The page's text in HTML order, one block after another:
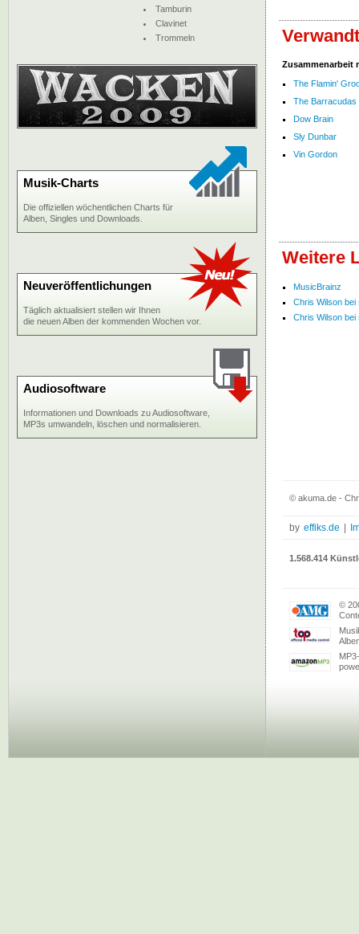
Zusammenarbeit
The Flamin'
The Barracudas
Dow Brain
Sly Dunbar
Vin Gordon
Weitere
MusicBrainz
Chris Wilson bei
Chris Wilson bei
Tamburin
Clavinet
Trommeln
Musik-Charts
Die offiziellen wöchentlichen Charts für
Alben, Singles und Downloads.
Neuveröffentlichungen
Täglich aktualisiert stellen wir Ihnen
die neuen Alben der kommenden Wochen vor.
Audiosoftware
Informationen und Downloads zu Audiosoftware,
MP3s umwandeln, löschen und normalisieren.
© akuma.de -
by effiks.de
1.568.414
©